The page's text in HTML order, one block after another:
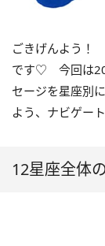
ごきげんよう！
です♡ 今回は
セージを星座別
よう、ナビゲー
12星座全体